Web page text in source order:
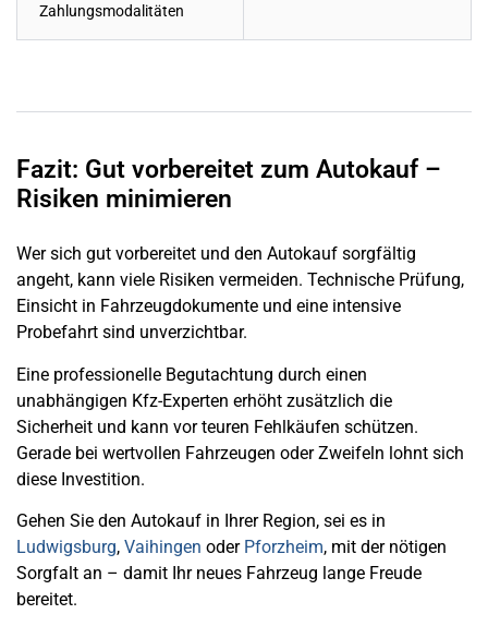
Zahlungsmodalitäten
Fazit: Gut vorbereitet zum Autokauf –
Risiken minimieren
Wer sich gut vorbereitet und den Autokauf sorgfältig
angeht, kann viele Risiken vermeiden. Technische Prüfung,
Einsicht in Fahrzeugdokumente und eine intensive
Probefahrt sind unverzichtbar.
Eine professionelle Begutachtung durch einen
unabhängigen Kfz-Experten erhöht zusätzlich die
Sicherheit und kann vor teuren Fehlkäufen schützen.
Gerade bei wertvollen Fahrzeugen oder Zweifeln lohnt sich
diese Investition.
Gehen Sie den Autokauf in Ihrer Region, sei es in
Ludwigsburg, Vaihingen oder Pforzheim, mit der nötigen
Sorgfalt an – damit Ihr neues Fahrzeug lange Freude
bereitet.